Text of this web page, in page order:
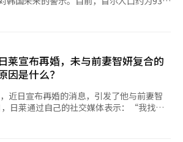
韩国经济必须寻找新的
系。 韩国是制造业强国。从
械到电子产业，均具备世界一流的生产能
利用AI的智能工厂、自主制
和机器人产业是韩国在全球市场中领先的新
导体强国，成为AI应用强国。更进一步，准
代。 地方经济战略也必须彻底
而，许多选民为了投票而长时间等待，却因
离开或遭遇混乱，这一事实令许多人感到震
”的信息。实际上，聚集在首尔蚕室奥林匹
人将自己定义为“选民”，而非某个政党的
的行动者。他们所主张的并不是宏伟的革
举权这一民主最基本的原则。 这里有一点
如今的2030世代是韩国历史上受教育程度
强的一代。同时，他们也是对公平性最敏感
、晋升和投资等所有过程中，他们都要求公
区的中小学学生人数也减少了7.6万。斯坦
·库尔斯特（前加州教育委员会主席）表
生人数减少现象尤为明显。问题在于，学生
得的补助金也随之减少。因此，一些学区的
至开始讨论关闭学校的可能性。 然而，
往成本较低地区的人口也导致学生人数减
的波特兰，公立中小学在校生人数为4.4
居民迁出，学生人数也在减少。波特兰教育
朗表示：“人们选择在其他地区抚养孩
将国家的命运寄托于此。以英伟达为中心的
构，半导体、数据中心和电力网络成为新的
组和技术块化的巨大变革中。韩国正处于工
变革的中心。 当今世界正经历自工业革命
型。AI并不是一种新技术，而是一种新的产
系统。蒸汽机创造了工业革命，电力开启了
网引领了信息革命，而AI则正在重塑人类的
系。 国家竞争力的标准也在发生变化。过
至关重要。随后，制造业、金融和信息技术
现在，AI、数据、半导体和能源，以及能够
年内将减少超过120万。问题不在于人口减
人口比例预计将从2020年的42%降至2050
青年群体的比例也将减半。年轻一代的减少
鲜明对比，这也是人们担忧首尔可能从全球
城市的原因。这一问题并非仅限于首尔，而
。过去，我们只关注低出生率的数字，关注
变化。虽然这些数据重要，但更根本的问题
一个生产者少于被抚养者的社会，消费需求
求的社会，年轻人少于老年人的社会，正在
日莱宣布再婚，未与前妻智妍复合的
因是什么？
近日宣布再婚的消息，引发了他与前妻智
感激地分享这个消息。” 他还补充